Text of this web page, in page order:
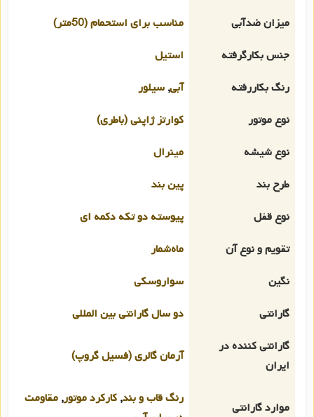
میزان ضدآبی
مناسب برای استحمام (50متر)
جنس بکارگرفته
استیل
رنگ بکاررفته
آبی, سیلور
نوع موتور
کوارتز ژاپنی (باطری)
نوع شیشه
مینرال
طرح بند
پین بند
نوع قفل
پیوسته دو تکه دکمه ای
تقویم و نوع آن
ماه‌شمار
نگین
سواروسکی
گارانتی
دو سال گارانتی بین المللی
گارانتی کننده در
ایران
آرمان گالری (فسیل گروپ)
موارد گارانتی
رنگ قاب و بند, کارکرد موتور, مقاومت